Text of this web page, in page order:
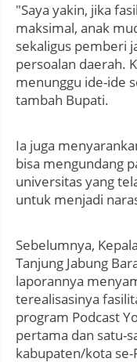
"Saya yakin, jika
maksimal, anak
sekaligus pemberi
persoalan daerah.
menunggu ide-ide
tambah Bupati.
Ia juga
bisa mengundang
universitas yang
untuk menjadi
Sebelumnya,
Tanjung Jabung
laporannya
terealisasinya
program Podcast
pertama dan satu-
kabupaten/kota se-